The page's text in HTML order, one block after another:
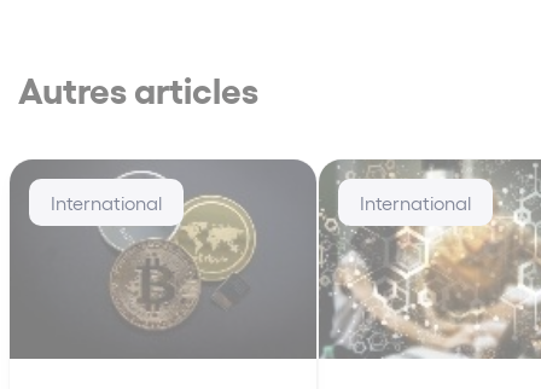
Autres articles
International International